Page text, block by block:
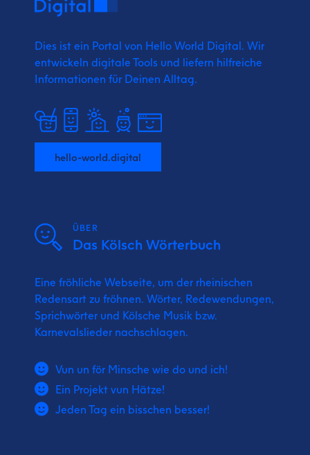
Dies ist ein Portal von Hello World Digital. Wir
entwickeln digitale Tools und liefern hilfreiche
Informationen für Deinen Alltag.
hello-world.digital
ÜBER
Das Kölsch Wörterbuch
Eine fröhliche Webseite, um der rheinischen
Redensart zu fröhnen. Wörter, Redewendungen,
Sprichwörter und Kölsche Musik bzw.
Karnevalslieder nachschlagen.
Vun un för Minsche wie do und ich!
Ein Projekt vun Hätze!
Jeden Tag ein bisschen besser!